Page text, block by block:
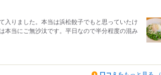
入りました。本当は浜松餃子でもと思っていたけ
本当にご無沙汰です。平日なので半分程度の混み